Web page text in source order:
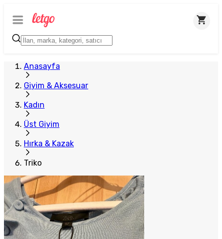
Anasayfa
Giyim & Aksesuar
Kadın
Üst Giyim
Hırka & Kazak
Triko
Plus Satıcı